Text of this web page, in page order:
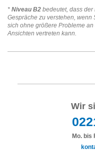
* Niveau B2 bedeutet, dass
Gespräche zu verstehen,
sich ohne größere Probleme
Ansichten vertreten kann.
Wir
Mo. bis